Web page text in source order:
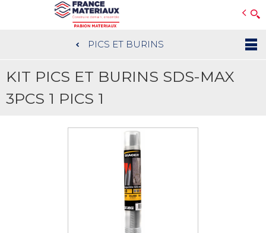
au
contenu
PICS ET BURINS
KIT PICS ET BURINS SDS-MAX
3PCS 1 PICS 1